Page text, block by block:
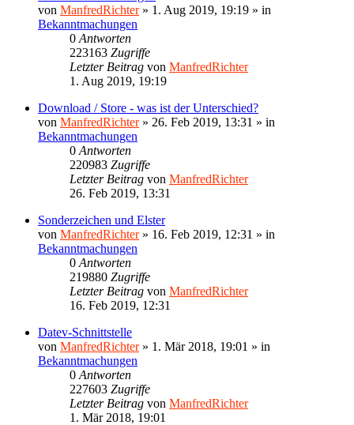
von ManfredRichter» 1. Aug 2019, 19:19 » in
Bekanntmachungen
0 Antworten
223163 Zugriffe
Letzter Beitrag von ManfredRichter
1. Aug 2019, 19:19
Download / Store - was ist der Unterschied?
von ManfredRichter» 26. Feb 2019, 13:31 » in
Bekanntmachungen
0 Antworten
220983 Zugriffe
Letzter Beitrag von ManfredRichter
26. Feb 2019, 13:31
Sonderzeichen und Elster
von ManfredRichter» 16. Feb 2019, 12:31 » in
Bekanntmachungen
0 Antworten
219880 Zugriffe
Letzter Beitrag von ManfredRichter
16. Feb 2019, 12:31
Datev-Schnittstelle
von ManfredRichter» 1. Mär 2018, 19:01 » in
Bekanntmachungen
0 Antworten
227603 Zugriffe
Letzter Beitrag von ManfredRichter
1. Mär 2018, 19:01